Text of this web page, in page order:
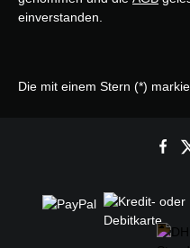
einverstanden.
Die mit einem Stern (*)